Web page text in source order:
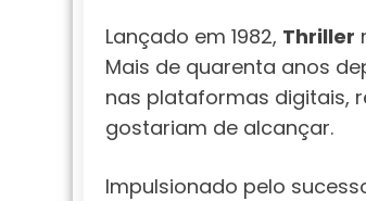
Lançado em 1982, Thriller
Mais de quarenta anos
nas plataformas digitais,
gostariam de alcançar.
Impulsionado pelo